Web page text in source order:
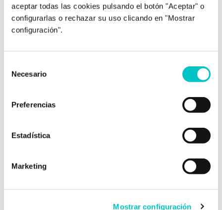
aceptar todas las cookies pulsando el botón "Aceptar" o
configurarlas o rechazar su uso clicando en "Mostrar
configuración".
Necesario
Preferencias
Estadística
Marketing
Mostrar configuración
esa sensación …saber más
¿Dónde está mi confianza?
Siempre se ha dicho que un deportista o una
persona que tiene mucha confianza en sí
que duda continuamente de sus
capacidades. La confianza se entiende como